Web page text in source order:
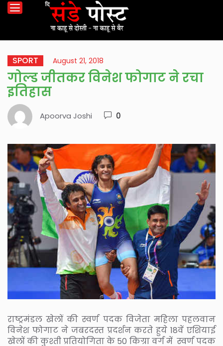
SPORT August 21, 2018
गोल्ड जीतकर विनेश फोगाट ने रचा
इतिहास
Apoorva Joshi 0
राष्ट्रमंडल खेलों की स्वर्ण पदक विजेता महिला पहलवान
विनेश फोगाट ने जबरदस्त प्रदर्शन करते हुये 18वें एशियाई
खेलों की कुश्ती प्रतियोगिता के 50 किग्रा वर्ग में स्वर्ण पदक